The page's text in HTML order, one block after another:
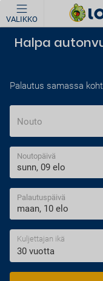
VALIKKO
Halpa
Palautus samassa
Nouto
Noutopäivä
Palautuspäivä
Kuljettajan ikä
30 vuotta